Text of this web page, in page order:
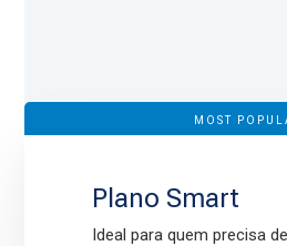
MOST
Plano Smart
Ideal para quem precisa